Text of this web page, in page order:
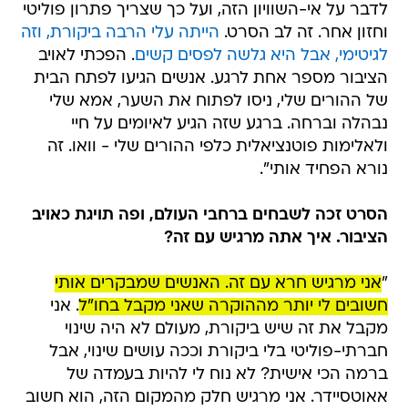
לדבר על אי-השוויון הזה, ועל כך שצריך פתרון פוליטי
וחזון אחר. זה לב הסרט. הייתה עלי הרבה ביקורת, וזה
לגיטימי, אבל היא גלשה לפסים קשים. הפכתי לאויב
הציבור מספר אחת לרגע. אנשים הגיעו לפתח הבית
של ההורים שלי, ניסו לפתוח את השער, אמא שלי
נבהלה וברחה. ברגע שזה הגיע לאיומים על חיי
ולאלימות פוטנציאלית כלפי ההורים שלי - וואו. זה
נורא הפחיד אותי".
הסרט זכה לשבחים ברחבי העולם, ופה תויגת כאויב
הציבור. איך אתה מרגיש עם זה?
"אני מרגיש חרא עם זה. האנשים שמבקרים אותי
חשובים לי יותר מההוקרה שאני מקבל בחו"ל. אני
מקבל את זה שיש ביקורת, מעולם לא היה שינוי
חברתי-פוליטי בלי ביקורת וככה עושים שינוי, אבל
ברמה הכי אישית? לא נוח לי להיות בעמדה של
אאוטסיידר. אני מרגיש חלק מהמקום הזה, הוא חשוב